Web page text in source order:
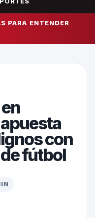
PARA ENTENDER
con
fútbol